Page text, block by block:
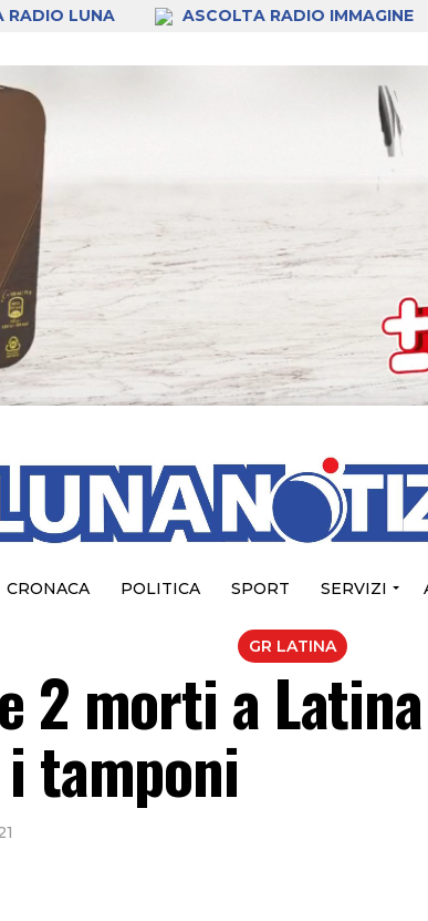
RADIO LUNA ASCOLTA RADIO IMMAGINE
CRONACA POLITICA SPORT SERVIZI
GR LATINA
2 morti a
tamponi